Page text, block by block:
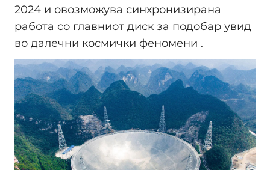
2024 и овозможува синхронизирана
работа со главниот диск за подобар увид
во далечни космички феномени .